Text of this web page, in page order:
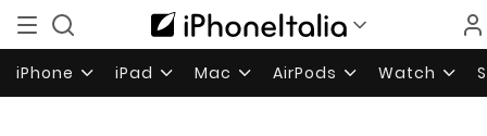
iPhone iPad Mac AirPods Watch